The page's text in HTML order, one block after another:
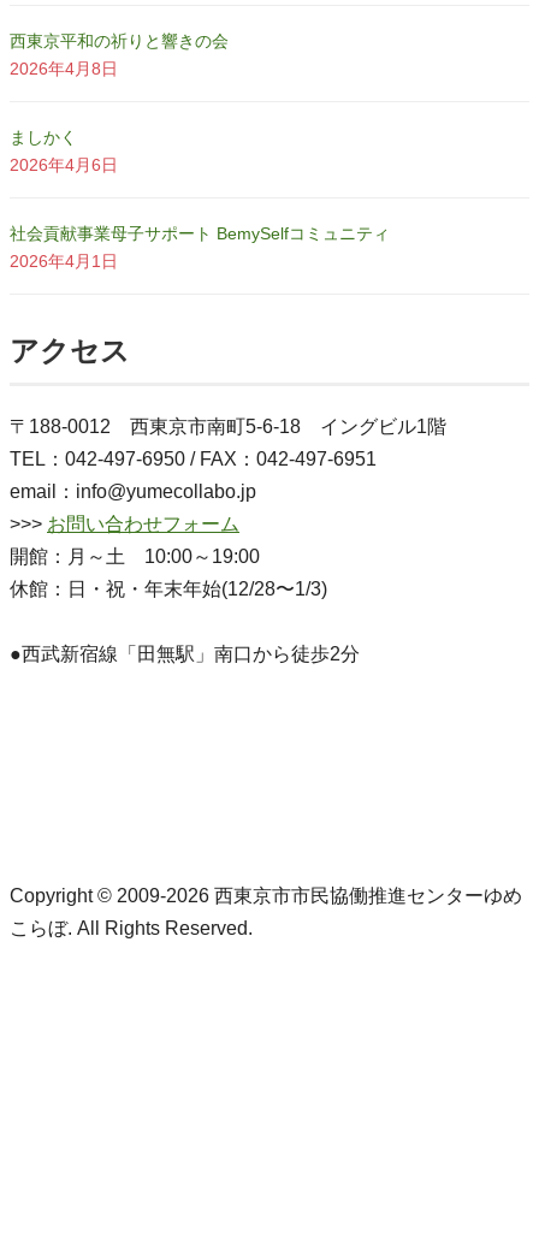
西東京平和の祈りと響きの会
2026年4月8日
ましかく
2026年4月6日
社会貢献事業母子サポート BemySelfコミュニティ
2026年4月1日
アクセス
〒188-0012 西東京市南町5-6-18 イングビル1階
TEL：042-497-6950 / FAX：042-497-6951
email：info@yumecollabo.jp
>>> お問い合わせフォーム
開館：月～土 10:00～19:00
休館：日・祝・年末年始(12/28〜1/3)
●西武新宿線「田無駅」南口から徒歩2分
Copyright © 2009-2026 西東京市市民協働推進センターゆめ
こらぼ. All Rights Reserved.